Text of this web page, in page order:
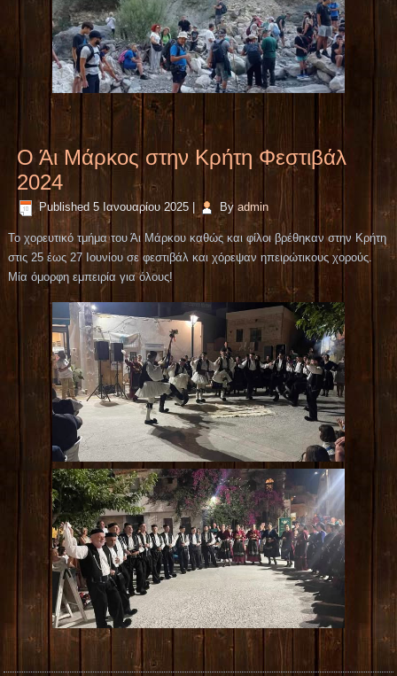
Ο Άι Μάρκος στην Κρήτη Φεστιβάλ
2024
Published 5 Ιανουαρίου 2025 By admin
Το χορευτικό τμήμα του Άι Μάρκου καθώς και φίλοι βρέθηκαν στην Κρήτη
στις 25 έως 27 Ιουνίου σε φεστιβάλ και χόρεψαν ηπειρώτικους χορούς.
Μία όμορφη εμπειρία για όλους!